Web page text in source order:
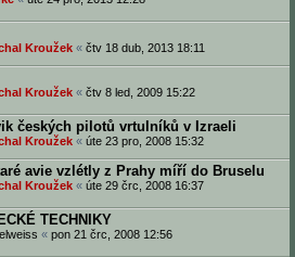
Kroužek « čtv 18 dub, 2013 18:11
Kroužek « čtv 8 led, 2009 15:22
českých pilotů vrtulníků v Izraeli
Kroužek « úte 23 pro, 2008 15:32
avie vzlétly z Prahy míří do Bruselu
Kroužek « úte 29 črc, 2008 16:37
TECHNIKY
« pon 21 črc, 2008 12:56